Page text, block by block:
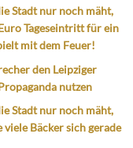
Stadt nur noch mäht,
Tageseintritt für ein
mit dem Feuer!
den Leipziger
nutzen
Stadt nur noch mäht,
viele Bäcker sich gerade